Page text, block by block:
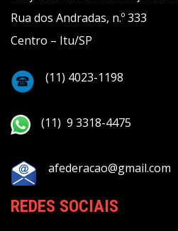
Rua dos Andradas, n.º 333
Centro – Itu/SP
(11) 4023-1198
(11) 9 3318-4475
afederacao@gmail.com
REDES SOCIAIS